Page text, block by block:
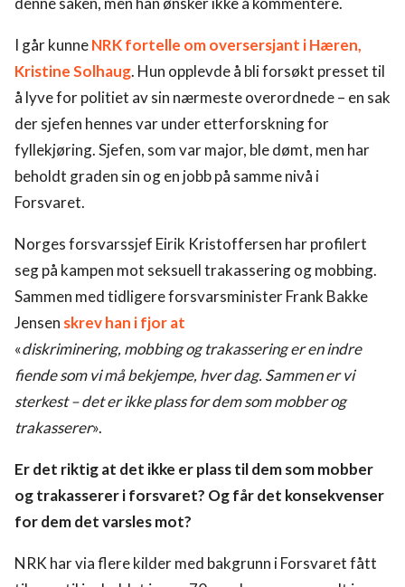
I går kunneNRK fortelle om oversersjant i Hæren,
Kristine Solhaug. Hun opplevde å bli forsøkt presset til
å lyve for politiet av sin nærmeste overordnede – en sak
der sjefen hennes var under etterforskning for
fyllekjøring. Sjefen, som var major, ble dømt, men har
beholdt graden sin og en jobb på samme nivå i
Forsvaret.
Norges forsvarssjef Eirik Kristoffersen har profilert
seg på kampen mot seksuell trakassering og mobbing.
Sammen med tidligere forsvarsminister Frank Bakke
Jensen skrev han i fjor at
«diskriminering, mobbing og trakassering er en indre
fiende som vi må bekjempe, hver dag. Sammen er vi
sterkest – det er ikke plass for dem som mobber og
trakasserer».
Er det riktig at det ikke er plass til dem som mobber
og trakasserer i forsvaret? Og får det konsekvenser
for dem det varsles mot?
NRK har via flere kilder med bakgrunn i Forsvaret fått